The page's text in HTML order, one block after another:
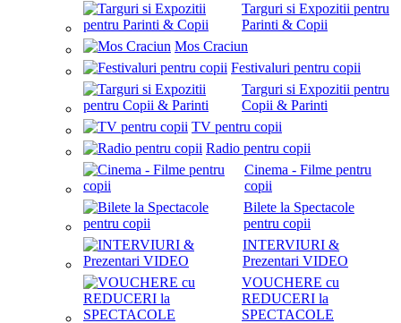
Targuri si Expozitii pentru
Parinti & Copii
Mos Craciun
Festivaluri pentru copii
Targuri si Expozitii pentru
Copii & Parinti
TV pentru copii
Radio pentru copii
Cinema - Filme pentru
copii
Bilete la Spectacole
pentru copii
INTERVIURI &
Prezentari VIDEO
VOUCHERE cu
REDUCERI la
SPECTACOLE